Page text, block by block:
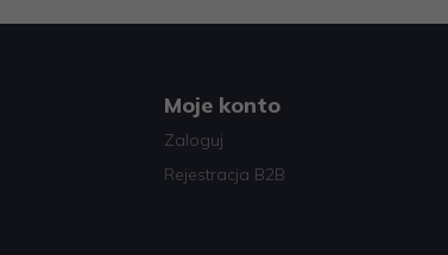
Moje konto
Zaloguj
Rejestracja B2B